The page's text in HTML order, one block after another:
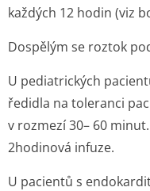
každých 12 hodin (viz
Dospělým se roztok
U pediatrických
ředidla na toleranci
v rozmezí 30– 60
2hodinová infuze.
U pacientů s